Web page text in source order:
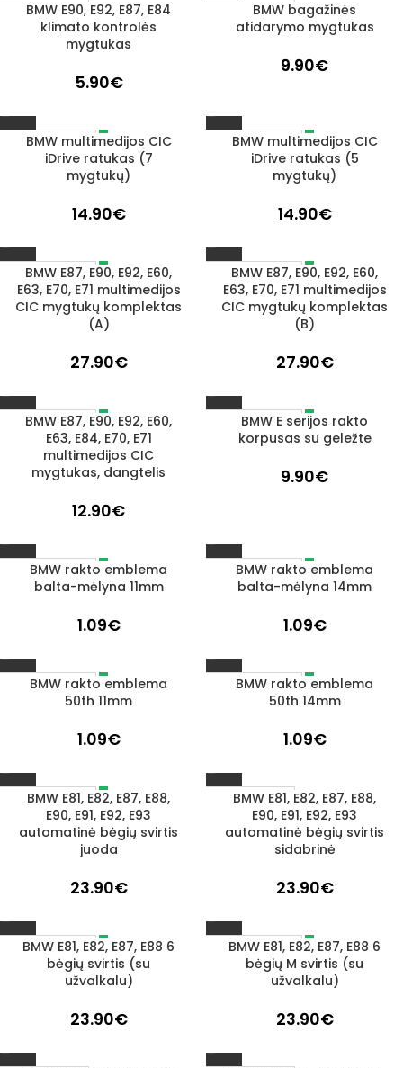
1–3 D. D.
BMW E90, E92, E87, E84
klimato kontrolės
mygtukas
5.90€
1–3 D. D.
BMW bagažinės
atidarymo mygtukas
9.90€
IŠPARDUOTA
BMW multimedijos CIC
iDrive ratukas (7
mygtukų)
14.90€
IŠPARDUOTA
BMW multimedijos CIC
iDrive ratukas (5
mygtukų)
14.90€
IŠPARDUOTA
BMW E87, E90, E92, E60,
E63, E70, E71 multimedijos
CIC mygtukų komplektas
(A)
27.90€
IŠPARDUOTA
BMW E87, E90, E92, E60,
E63, E70, E71 multimedijos
CIC mygtukų komplektas
(B)
27.90€
IŠPARDUOTA
BMW E87, E90, E92, E60,
E63, E84, E70, E71
multimedijos CIC
mygtukas, dangtelis
12.90€
IŠPARDUOTA
BMW E serijos rakto
korpusas su geležte
9.90€
IŠPARDUOTA
BMW rakto emblema
balta-mėlyna 11mm
1.09€
IŠPARDUOTA
BMW rakto emblema
balta-mėlyna 14mm
1.09€
IŠPARDUOTA
BMW rakto emblema
50th 11mm
1.09€
IŠPARDUOTA
BMW rakto emblema
50th 14mm
1.09€
IŠPARDUOTA
BMW E81, E82, E87, E88,
E90, E91, E92, E93
automatinė bėgių svirtis
juoda
23.90€
1–3 D. D.
BMW E81, E82, E87, E88,
E90, E91, E92, E93
automatinė bėgių svirtis
sidabrinė
23.90€
IŠPARDUOTA
BMW E81, E82, E87, E88 6
bėgių svirtis (su
užvalkalu)
23.90€
IŠPARDUOTA
BMW E81, E82, E87, E88 6
bėgių M svirtis (su
užvalkalu)
23.90€